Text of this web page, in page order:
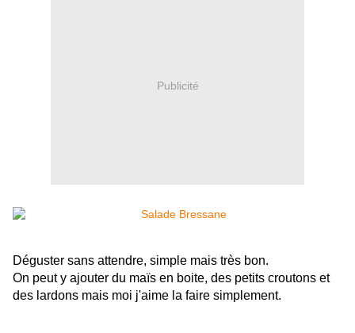
Publicité
Déguster sans attendre, simple mais très bon.
On peut y ajouter du maïs en boite, des petits croutons et
des lardons mais moi j'aime la faire simplement.